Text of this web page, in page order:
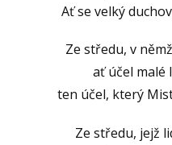
Ať se velký
Ze středu, v
ať účel malé
ten účel, který
Ze středu, jejž